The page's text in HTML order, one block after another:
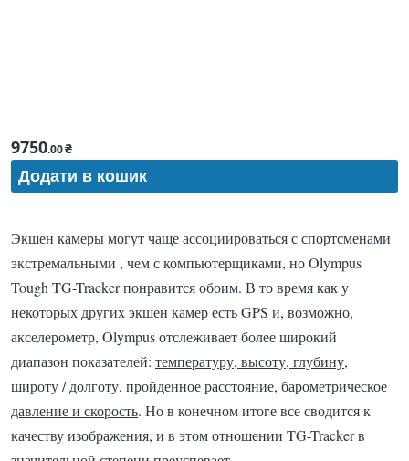
9750.00₴
Экшен камеры могут чаще ассоциироваться с спортсменами
экстремальными , чем с компьютерщиками, но Olympus
Tough TG-Tracker понравится обоим. В то время как у
некоторых других экшен камер есть GPS и, возможно,
акселерометр, Olympus отслеживает более широкий
диапазон показателей: температуру, высоту, глубину,
широту / долготу, пройденное расстояние, барометрическое
давление и скорость. Но в конечном итоге все сводится к
качеству изображения, и в этом отношении TG-Tracker в